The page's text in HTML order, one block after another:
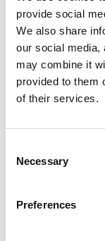
provide social
We also share
our social media,
may combine it
provided to them
of their services.
Selection
Necessary
Preferences
Een